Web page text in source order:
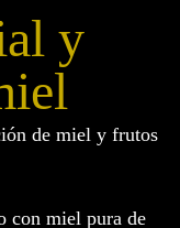
y
de miel y frutos
con miel pura de